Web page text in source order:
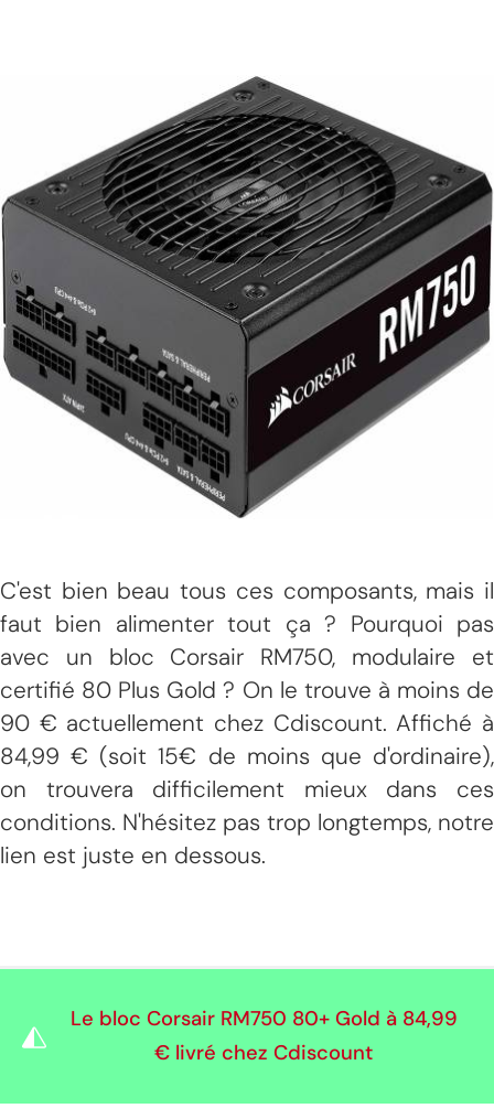
C'est bien beau tous ces composants, mais il
faut bien alimenter tout ça ? Pourquoi pas
avec un bloc Corsair RM750, modulaire et
certifié 80 Plus Gold ? On le trouve à moins de
90 € actuellement chez Cdiscount. Affiché à
84,99 € (soit 15€ de moins que d'ordinaire),
on trouvera difficilement mieux dans ces
conditions. N'hésitez pas trop longtemps, notre
lien est juste en dessous.
Le bloc Corsair RM750 80+ Gold à 84,99
€ livré chez Cdiscount